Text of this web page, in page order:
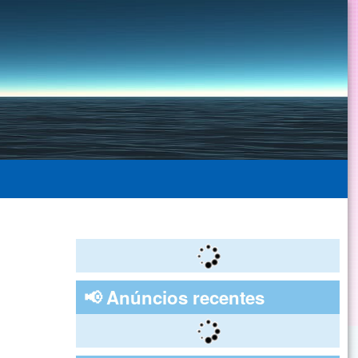
📢 Anúncios recentes